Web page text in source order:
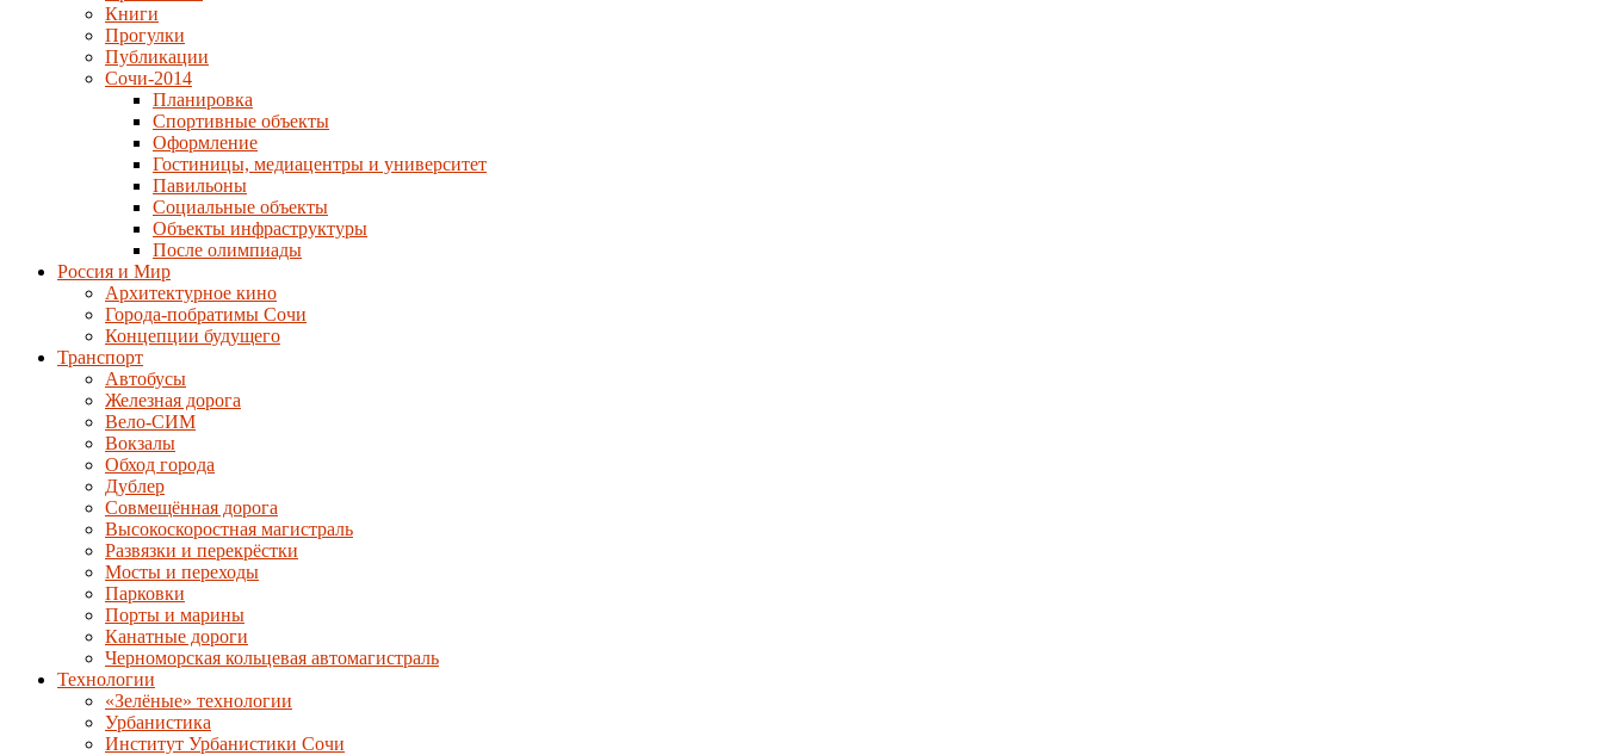
Книги
Прогулки
Публикации
Сочи-2014
Планировка
Спортивные объекты
Оформление
Гостиницы, медиацентры и университет
Павильоны
Социальные объекты
Объекты инфраструктуры
После олимпиады
Россия и Мир
Архитектурное кино
Города-побратимы Сочи
Концепции будущего
Транспорт
Автобусы
Железная дорога
Вело-СИМ
Вокзалы
Обход города
Дублер
Совмещённая дорога
Высокоскоростная магистраль
Развязки и перекрёстки
Мосты и переходы
Парковки
Порты и марины
Канатные дороги
Черноморская кольцевая автомагистраль
Технологии
«Зелёные» технологии
Урбанистика
Институт Урбанистики Сочи